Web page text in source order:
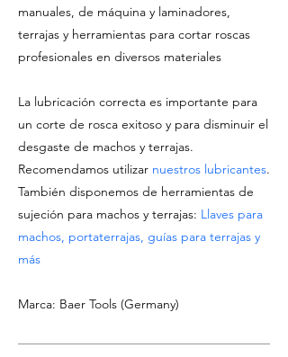
manuales, de máquina y laminadores,
terrajas y herramientas para cortar roscas
profesionales en diversos materiales
La lubricación correcta es importante para
un corte de rosca exitoso y para disminuir el
desgaste de machos y terrajas.
Recomendamos utilizar nuestros lubricantes.
También disponemos de herramientas de
sujeción para machos y terrajas: Llaves para
machos, portaterrajas, guías para terrajas y
más
Marca: Baer Tools (Germany)